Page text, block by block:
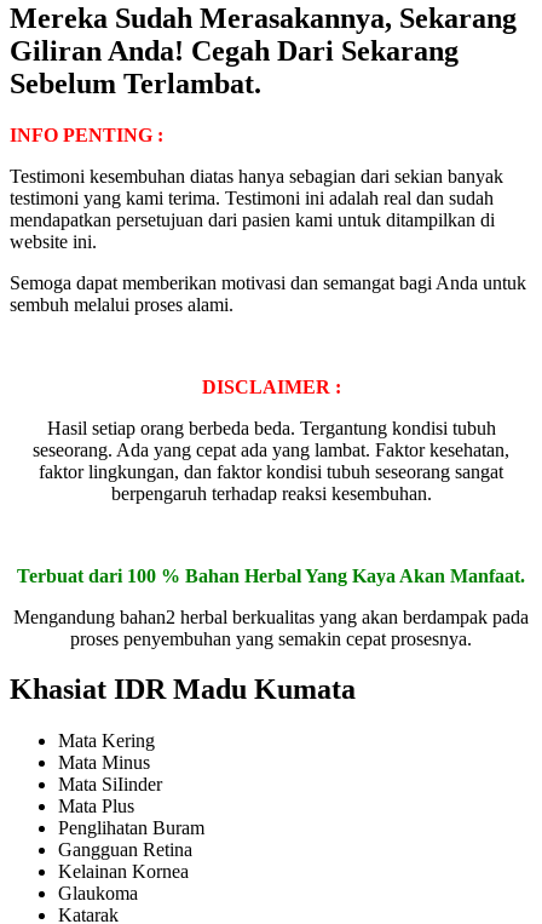
Mereka Sudah Merasakannya, Sekarang
Giliran Anda! Cegah Dari Sekarang
Sebelum Terlambat.
INFO PENTING :
Testimoni kesembuhan diatas hanya sebagian dari sekian banyak
testimoni yang kami terima. Testimoni ini adalah real dan sudah
mendapatkan persetujuan dari pasien kami untuk ditampilkan di
website ini.
Semoga dapat memberikan motivasi dan semangat bagi Anda untuk
sembuh melalui proses alami.
DISCLAIMER :
Hasil setiap orang berbeda beda. Tergantung kondisi tubuh
seseorang. Ada yang cepat ada yang lambat. Faktor kesehatan,
faktor lingkungan, dan faktor kondisi tubuh seseorang sangat
berpengaruh terhadap reaksi kesembuhan.
Terbuat dari 100 % Bahan Herbal Yang Kaya Akan Manfaat.
Mengandung bahan2 herbal berkualitas yang akan berdampak pada
proses penyembuhan yang semakin cepat prosesnya.
Khasiat IDR Madu Kumata
Mata Kering
Mata Minus
Mata SiIinder
Mata Plus
Penglihatan Buram
Gangguan Retina
Kelainan Kornea
Glaukoma
Katarak